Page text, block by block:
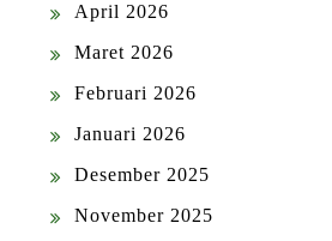
April 2026
Maret 2026
Februari 2026
Januari 2026
Desember 2025
November 2025